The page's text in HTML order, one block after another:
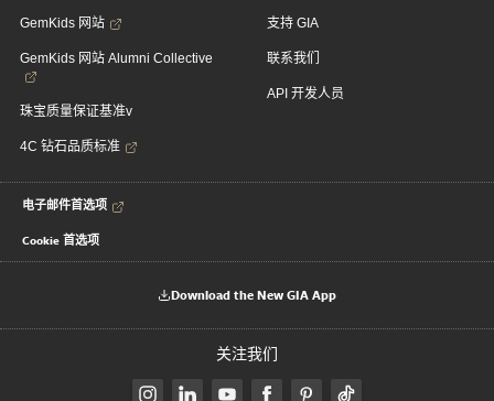
GemKids 网站
GemKids 网站 Alumni Collective
珠宝质量保证基准v
4C 钻石品质标准
支持 GIA
联系我们
API 开发人员
电子邮件首选项
Cookie 首选项
Download the New GIA App
关注我们